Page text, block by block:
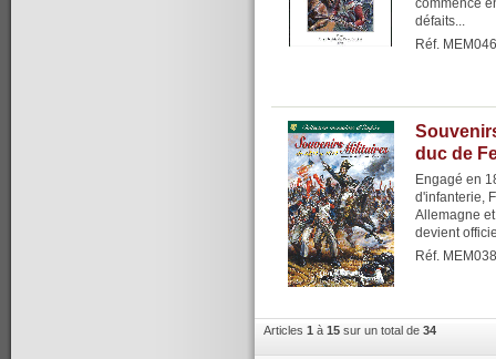
commence
défaits...
Réf. MEM046
duc de
Engagé en
d'infanterie,
Allemagne
devient
Réf. MEM038
Articles 1 à 15 sur un total de 34